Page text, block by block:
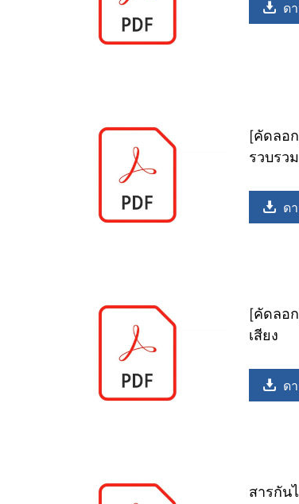
ด
[คัดลอ
รวบรวม
ด
[คัดลอ
เสียง
ด
สารกัน